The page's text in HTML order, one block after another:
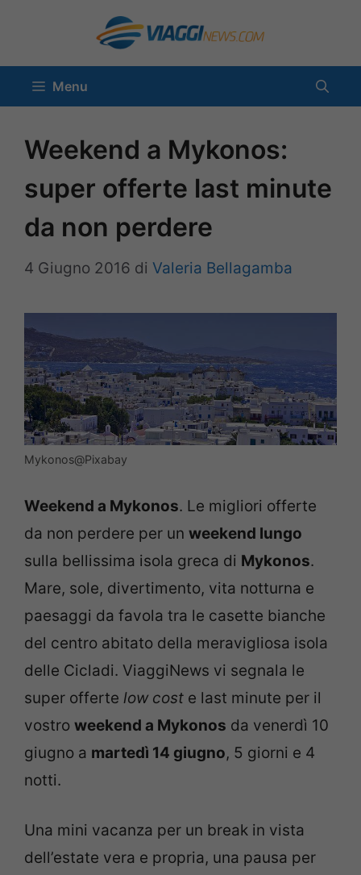
contenuto
Menu
Weekend a Mykonos:
super offerte last minute
da non perdere
4 Giugno 2016 di Valeria Bellagamba
Mykonos@Pixabay
Weekend a Mykonos. Le migliori offerte
da non perdere per un weekend lungo
sulla bellissima isola greca di Mykonos.
Mare, sole, divertimento, vita notturna e
paesaggi da favola tra le casette bianche
del centro abitato della meravigliosa isola
delle Cicladi. ViaggiNews vi segnala le
super offerte low cost e last minute per il
vostro weekend a Mykonos da venerdì 10
giugno a martedì 14 giugno, 5 giorni e 4
notti.
Una mini vacanza per un break in vista
dell’estate vera e propria, una pausa per